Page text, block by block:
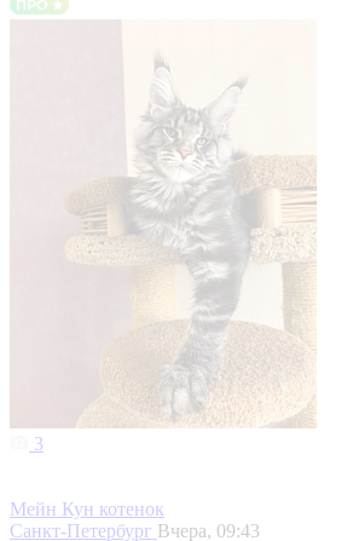
3
Мейн Кун котенок
Санкт-Петербург Вчера, 09:43